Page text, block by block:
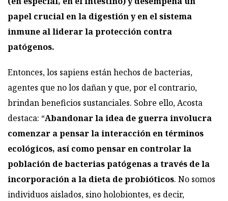
papel crucial en la digestión y en el sistema
inmune al liderar la protección contra
patógenos.
Entonces, los sapiens están hechos de bacterias,
agentes que no los dañan y que, por el contrario,
brindan beneficios sustanciales. Sobre ello, Acosta
destaca: “Abandonar la idea de guerra involucra
comenzar a pensar la interacción en términos
ecológicos, así como pensar en controlar la
población de bacterias patógenas a través de la
incorporación a la dieta de probióticos. No somos
individuos aislados, sino holobiontes, es decir,